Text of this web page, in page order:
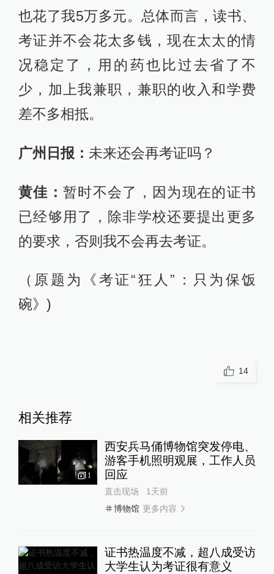
也花了我5万多元。总体而言，读书、
考证并不会花太多钱，现在太太的情
况稳定了，用的药也比过去省了不
少，加上我兼职，兼职的收入和学费
差不多相抵。
广州日报： 未来还会再考证吗？
黄佳： 暂时不会了，因为现在的证书
已经够用了，除非学校还要提出更多
的要求，否则我不会再去考证。
（原题为《考证“狂人”：只为保饭
碗》)
14
相关推荐
1
西安兵马俑博物馆突发停电、
游客手机照明观展，工作人员
回应
直击现场
1天前
博物馆 更多内容
证书热温度不减，超八成受访
大学生认为考证很有意义